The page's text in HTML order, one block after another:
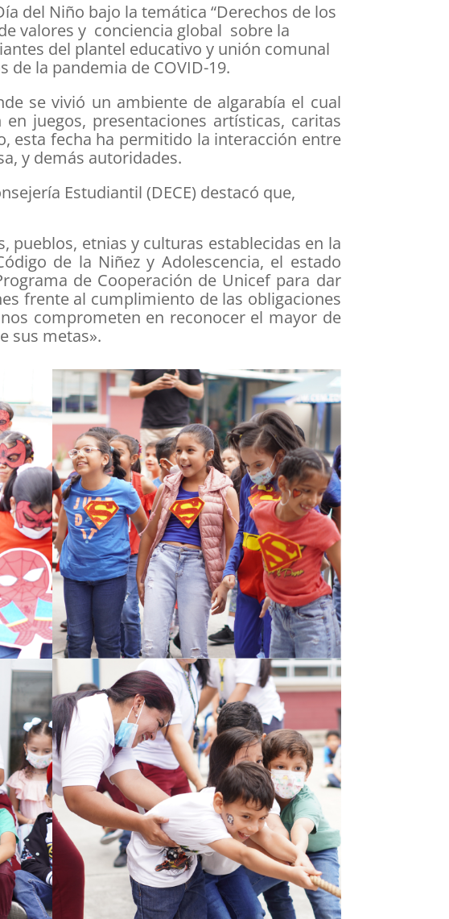
del Niño bajo la temática “Derechos de los
valores y conciencia global sobre la
del plantel educativo y unión comunal
la pandemia de COVID-19.
se vivió un ambiente de algarabía el cual
juegos, presentaciones artísticas, caritas
esta fecha ha permitido la interacción entre
y demás autoridades.
Estudiantil (DECE) destacó que,
pueblos, etnias y culturas establecidas en la
de la Niñez y Adolescencia, el estado
de Cooperación de Unicef para dar
frente al cumplimiento de las obligaciones
comprometen en reconocer el mayor de
sus metas».